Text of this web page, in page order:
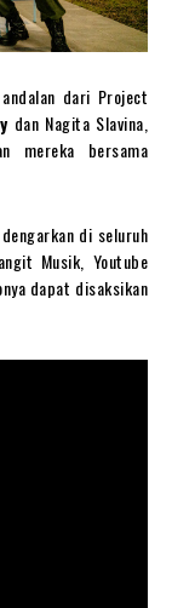
dari Project
dan Nagita Slavina,
mereka bersama
di seluruh
Musik, Youtube
dapat disaksikan